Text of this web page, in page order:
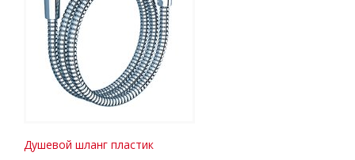
Душевой шланг пластик